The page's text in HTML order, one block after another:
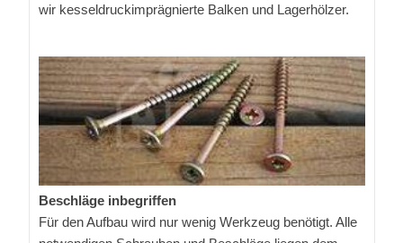
wir kesseldruckimprägnierte Balken und Lagerhölzer.
Beschläge inbegriffen
Für den Aufbau wird nur wenig Werkzeug benötigt. Alle